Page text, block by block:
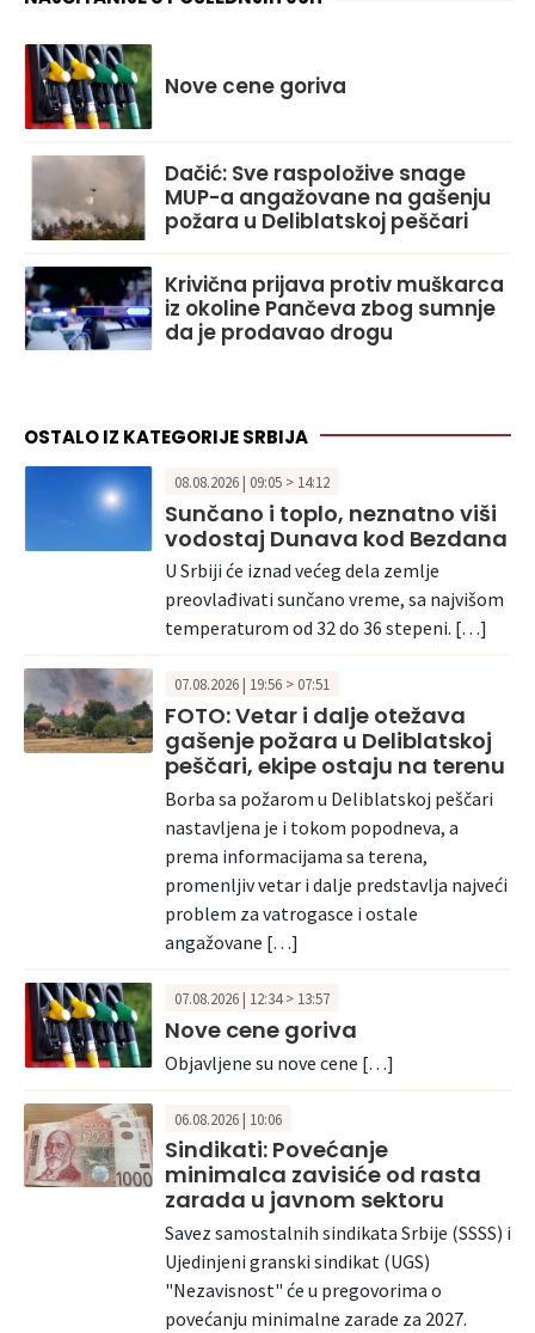
Nove cene goriva
Dačić: Sve raspoložive snage
MUP-a angažovane na gašenju
požara u Deliblatskoj peščari
Krivična prijava protiv muškarca
iz okoline Pančeva zbog sumnje
da je prodavao drogu
OSTALO IZ KATEGORIJE SRBIJA
08.08.2026 | 09:05 > 14:12
Sunčano i toplo, neznatno viši
vodostaj Dunava kod Bezdana
U Srbiji će iznad većeg dela zemlje
preovlađivati sunčano vreme, sa najvišom
temperaturom od 32 do 36 stepeni. […]
07.08.2026 | 19:56 > 07:51
FOTO: Vetar i dalje otežava
gašenje požara u Deliblatskoj
peščari, ekipe ostaju na terenu
Borba sa požarom u Deliblatskoj peščari
nastavljena je i tokom popodneva, a
prema informacijama sa terena,
promenljiv vetar i dalje predstavlja najveći
problem za vatrogasce i ostale
angažovane […]
07.08.2026 | 12:34 > 13:57
Nove cene goriva
Objavljene su nove cene […]
06.08.2026 | 10:06
Sindikati: Povećanje
minimalca zavisiće od rasta
zarada u javnom sektoru
Savez samostalnih sindikata Srbije (SSSS) i
Ujedinjeni granski sindikat (UGS)
"Nezavisnost" će u pregovorima o
povećanju minimalne zarade za 2027.